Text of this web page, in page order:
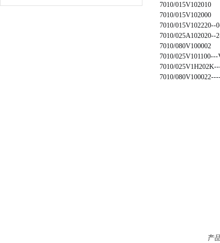
7010/015V102010
7010/015V102000
7010/015V102220--
7010/025A102020--
7010/080V100002
7010/025V101100---
7010/
7010/
产